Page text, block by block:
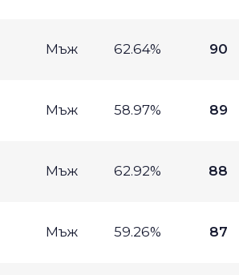
Мъж 62.64% 90
Мъж 58.97% 89
Мъж 62.92% 88
Мъж 59.26% 87